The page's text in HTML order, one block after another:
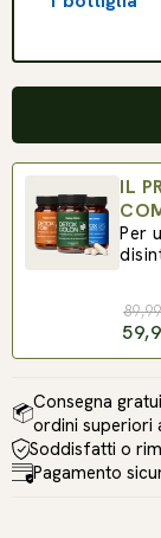
IL
Per
Consegna
ordini superiori
Soddisfatti o
Pagamento